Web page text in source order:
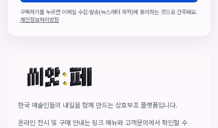
구독하기를 누르면 이메일 수집·발송(뉴스레터 목적)에 동의하는 것으로 간주돼요.
개인정보처리방침
씨앗페 온라인 홈
한국 예술인들의 내일을 함께 만드는 상호부조 플랫폼입니다.
온라인 전시 및 구매 안내는 링크 메뉴와 고객문의에서 확인할 수